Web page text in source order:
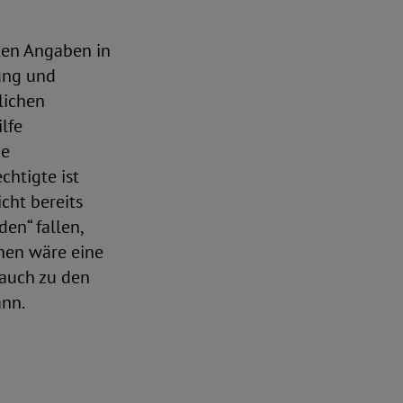
Angaben in
und
ist
bereits
fallen,
wäre eine
zu den